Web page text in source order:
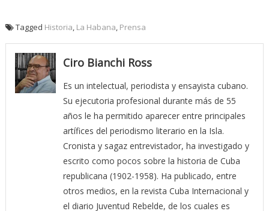
Tagged Historia La Habana Prensa
Ciro Bianchi Ross
Es un intelectual, periodista y ensayista cubano.
Su ejecutoria profesional durante más de 55
años le ha permitido aparecer entre principales
artífices del periodismo literario en la Isla.
Cronista y sagaz entrevistador, ha investigado y
escrito como pocos sobre la historia de Cuba
republicana (1902-1958). Ha publicado, entre
otros medios, en la revista Cuba Internacional y
el diario Juventud Rebelde, de los cuales es